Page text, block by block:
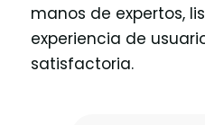
manos de expertos,
experiencia de
satisfactoria.